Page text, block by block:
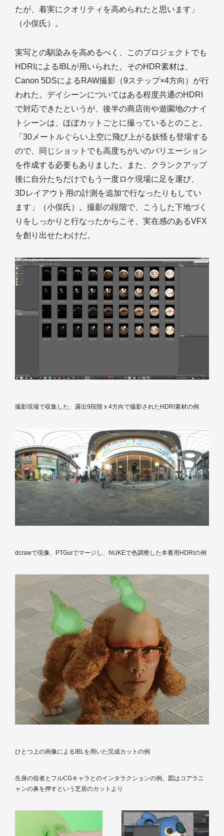
たが、着実にクオリティを高められたと思います」
（小俣氏）。
実写との馴染みを高めるべく、このプロジェクトでも
HDRIによるIBLが用いられた。そのHDR素材は、
Canon 5DSによるRAW撮影（9ステップ×4方向）が行
われた。デイシーンについてはある程度共通のHDRI
で対応できたというが、後半の商店街や遊園地のナイ
トシーンは、ほぼカットごとに撮っているとのこと。
「30メートルぐらい上空に飛び上がる妖怪も登場する
ので、同じショットでも高度ちがいのバリエーション
を作成する必要もありました。また、クランクアップ
後に自分たちだけでもう一度ロケ現場に足を運び、
3Dレイアウト用の計測を追加で行なったりもしてい
ます」（小俣氏）。撮影の段階で、こうした下地づく
りをしっかりと行なったからこそ、実在感のあるVFX
を創り出せたわけだ。
撮影現場で収集した、露出9段階 x 4方向で撮影されたHDRI素材の例
dcrawで現像、PTGuiでマージし、NUKEで色調整した本番用HDRIの例
ひとつ上の画像によるIBLを用いた完成カットの例
生身の役者とフルCGキャラとのインタラクションの例。図はコアラニ
ャンの鼻を押すという芝居のカットより